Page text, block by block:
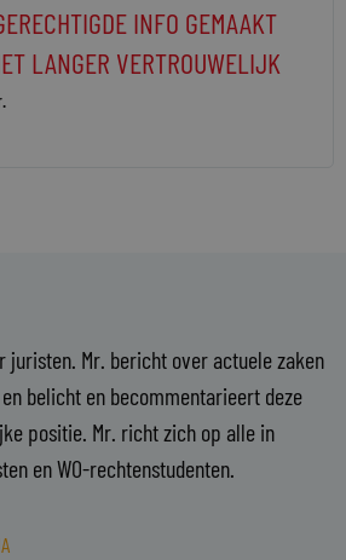
INFO GEMAAKT
LANGER VERTROUWELIJK
juristen. Mr. bericht over actuele zaken
belicht en becommentarieert deze
positie. Mr. richt zich op alle in
en WO-rechtenstudenten.